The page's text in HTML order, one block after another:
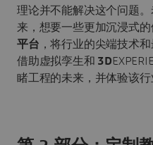
理论并不能解决这个问题
来，想要一些更加沉浸式
平台 ，将行业的尖端技术
借助虚拟孪生和 3D
睹工程的未来，并体验该行